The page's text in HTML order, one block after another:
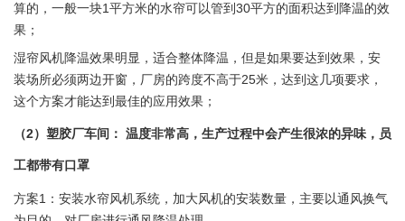
算的，一般一块1平方米的水帘可以管到30平方的面积达到降温的效
果；
湿帘风机降温效果明显，适合整体降温，但是如果要达到效果，安
装场所必须两边开窗，厂房的跨度不高于25米，达到这几项要求，
这个方案才能达到最佳的应用效果；
（2）塑胶厂车间： 温度非常高，生产过程中会产生很浓的异味，员
工都带有口罩
方案1：安装水帘风机系统，加大风机的安装数量，主要以通风换气